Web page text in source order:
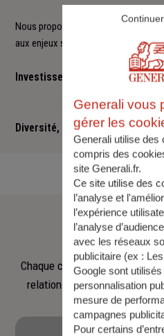
Nous proposons à nos clients des
aux enjeux sociétaux et
Investisseur responsable
Nous sommes convaincus qu'il est
financière et retombées positives :
services que nous vous proposons.
Diversité, Equité, Inclusion
Nous faisons de la diversité, de
engagement quotidien.
Notre
Chaque collaborateur met son
relation fondée sur l’écoute,
Generali vous
gérer les
Generali utilise des
compris des
site Generali.fr.
Ce site utilise des
l’analyse et
l’expérience
l’analyse
avec les réseaux
publicitaire (ex :
Google sont utilisés
personnalisation
mesure de
campagnes
Pour certains